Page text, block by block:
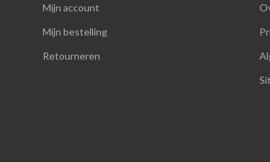
Mijn account
Mijn bestelling
Retourneren